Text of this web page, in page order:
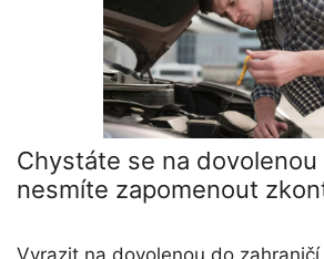
Chystáte se na dovolenou
nesmíte zapomenout
Vyrazit na dovolenou do